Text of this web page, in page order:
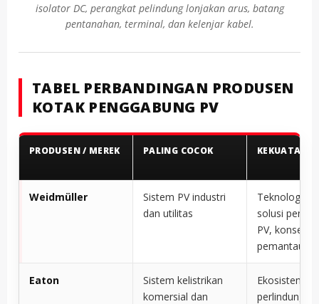
isolator DC, perangkat pelindung lonjakan arus, batang
pentanahan, terminal, dan kelenjar kabel.
TABEL PERBANDINGAN PRODUSEN
KOTAK PENGGABUNG PV
PRODUSEN / MEREK PALING COCOK KEKUATAN
Weidmüller
Sistem PV industri
dan utilitas
Teknologi
solusi
PV, konsep
pemantauan
Eaton
Sistem kelistrikan
komersial dan
Ekosistem
perlindungan